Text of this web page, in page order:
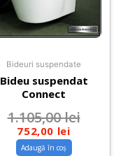
Bideuri suspendate
Bideu suspendat
Connect
1.105,00lei
752,00 lei
Adaugă în coș